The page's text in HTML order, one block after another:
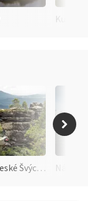
Kutná
Národní park České Švýcarsko